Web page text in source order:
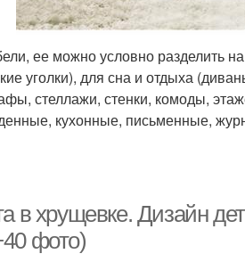
ее можно условно разделить
уголки), для сна и отдыха
стеллажи, стенки, комоды,
кухонные, письменные,
в хрущевке. Дизайн
фото)